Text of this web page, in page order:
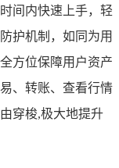
间内快速上手，轻
护机制，如同为用
方位保障用户资产
、转账、查看行情
穿梭,极大地提升